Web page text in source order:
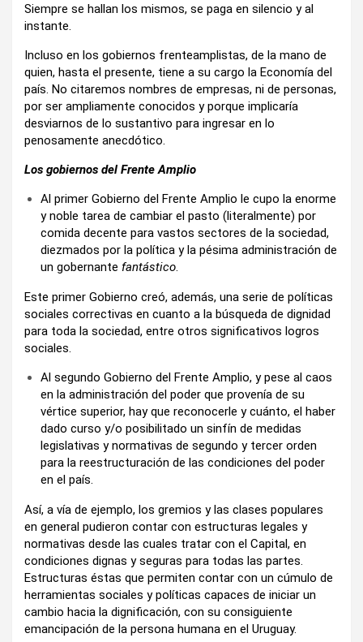
Siempre se hallan los mismos, se paga en silencio y al
instante.
Incluso en los gobiernos frenteamplistas, de la mano de
quien, hasta el presente, tiene a su cargo la Economía del
país. No citaremos nombres de empresas, ni de personas,
por ser ampliamente conocidos y porque implicaría
desviarnos de lo sustantivo para ingresar en lo
penosamente anecdótico.
Los gobiernos del Frente Amplio
Al primer Gobierno del Frente Amplio le cupo la enorme
y noble tarea de cambiar el pasto (literalmente) por
comida decente para vastos sectores de la sociedad,
diezmados por la política y la pésima administración de
un gobernante fantástico.
Este primer Gobierno creó, además, una serie de políticas
sociales correctivas en cuanto a la búsqueda de dignidad
para toda la sociedad, entre otros significativos logros
sociales.
Al segundo Gobierno del Frente Amplio, y pese al caos
en la administración del poder que provenía de su
vértice superior, hay que reconocerle y cuánto, el haber
dado curso y/o posibilitado un sinfín de medidas
legislativas y normativas de segundo y tercer orden
para la reestructuración de las condiciones del poder
en el país.
Así, a vía de ejemplo, los gremios y las clases populares
en general pudieron contar con estructuras legales y
normativas desde las cuales tratar con el Capital, en
condiciones dignas y seguras para todas las partes.
Estructuras éstas que permiten contar con un cúmulo de
herramientas sociales y políticas capaces de iniciar un
cambio hacia la dignificación, con su consiguiente
emancipación de la persona humana en el Uruguay.